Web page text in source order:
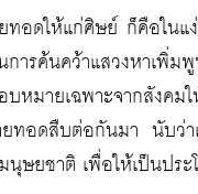
อดให้แก่ศิษย์ ก็คือในแ
ารค้นคว้าแสวงหาเพิ่ม
มายเฉพาะจากสังคม
ายทอดสืบต่อกันมา นั
ษยชาติ เพื่อให้เป็นปร